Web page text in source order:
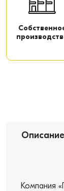
Описание
Компания